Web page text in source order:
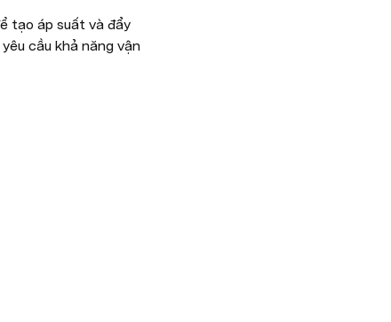
tạo áp suất và đẩy
cầu khả năng vận